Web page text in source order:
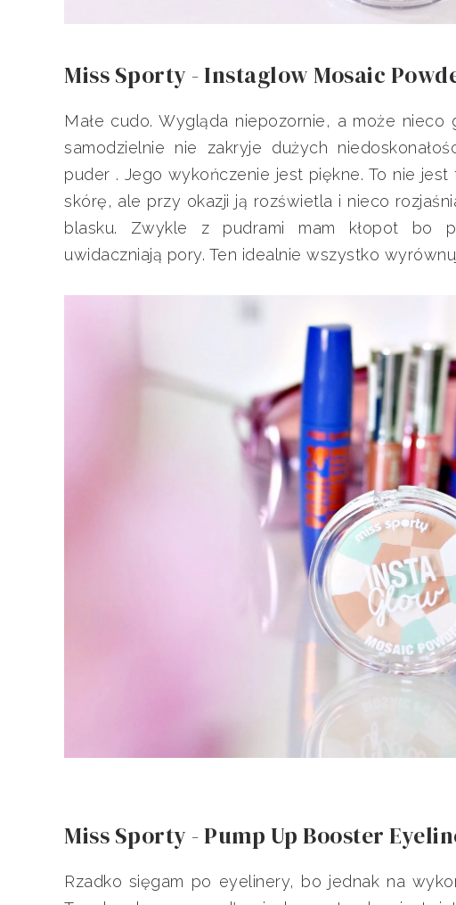
Miss Sporty - Instaglow Mosaic
Małe cudo. Wygląda niepozornie, a może
samodzielnie nie zakryje dużych
puder . Jego wykończenie jest piękne. To nie
skórę, ale przy okazji ją rozświetla i nieco
blasku. Zwykle z pudrami mam kłopot bo
uwidaczniają pory. Ten idealnie wszystko
Miss Sporty - Pump Up Booster
Rzadko sięgam po eyelinery, bo jednak na